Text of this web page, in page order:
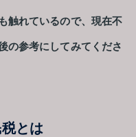
触れているので、現在不
の参考にしてみてくださ
とは